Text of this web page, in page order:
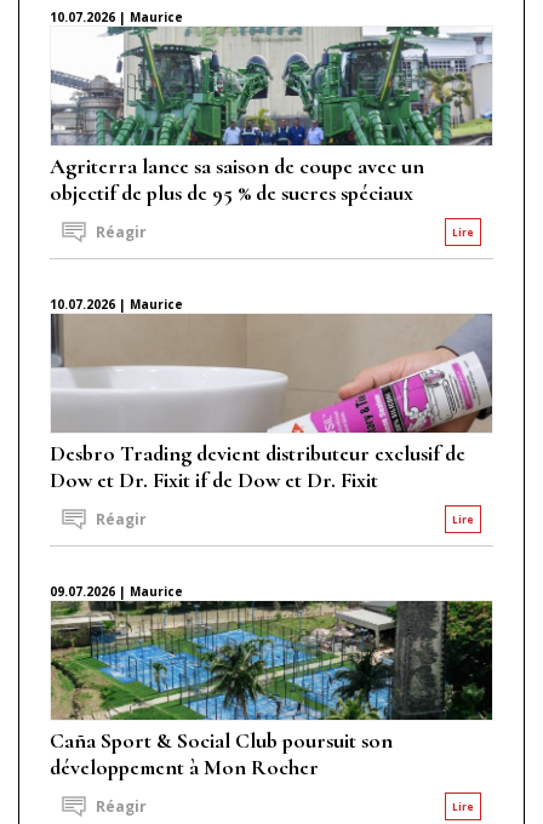
10.07.2026 | Maurice
Agriterra lance sa saison de coupe avec un
objectif de plus de 95 % de sucres spéciaux
Lire
Réagir
10.07.2026 | Maurice
Desbro Trading devient distributeur exclusif de
Dow et Dr. Fixit if de Dow et Dr. Fixit
Lire
Réagir
09.07.2026 | Maurice
Caña Sport & Social Club poursuit son
développement à Mon Rocher
Lire
Réagir